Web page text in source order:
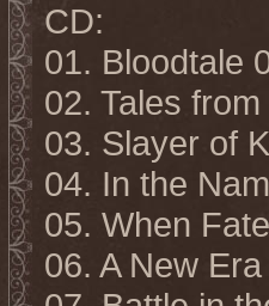
CD:
01. Bloodtale
02. Tales
03. Slayer of
04. In the
05. When
06. A New